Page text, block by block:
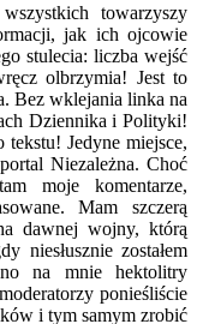
towarzyszy
jak ich ojcowie
stulecia: liczba wejść
olbrzymia! Jest to
Bez wklejania linka na
Dziennika i Polityki!
Jedyne miejsce,
Niezależna. Choć
moje komentarze,
Mam szczerą
dawnej wojny, którą
niesłusznie zostałem
na mnie hektolitry
ponieśliście
i tym samym zrobić